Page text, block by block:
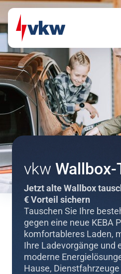
Direkt zum Inhalt
Direkt zur Navigation
vkw Wallbox-
Jetzt alte Wallbox
€ Vorteil sichern
Tauschen Sie Ihre
gegen eine neue KEBA
komfortableres Laden,
Ihre Ladevorgänge und
moderne
Hause,